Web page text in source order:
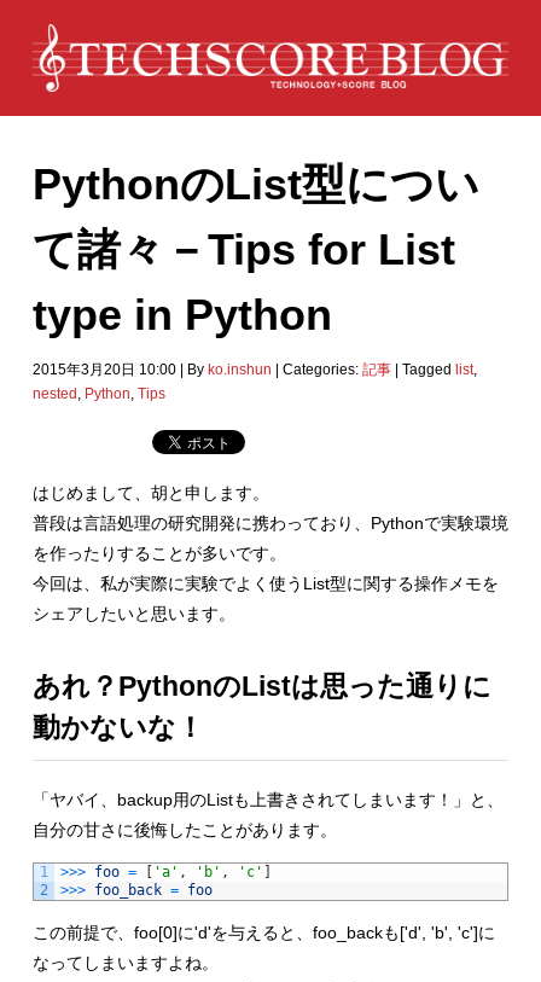
PythonのList型につい
て諸々－Tips for List
type in Python
2015年3月20日 10:00 By ko.inshun Categories: 記事 Tagged list,
nested
Python Tips
はじめまして、胡と申します。
普段は言語処理の研究開発に携わっており、Pythonで実験環境
を作ったりすることが多いです。
今回は、私が実際に実験でよく使うList型に関する操作メモを
シェアしたいと思います。
あれ？PythonのListは思った通りに
動かないな！
「ヤバイ、backup用のListも上書きされてしまいます！」と、
自分の甘さに後悔したことがあります。
1
2
>>> foo = [ 'a' , 'b' , 'c' ]
>>> foo_back = foo
この前提で、foo[0]に'd'を与えると、foo_backも['d', 'b', 'c']に
なってしまいますよね。